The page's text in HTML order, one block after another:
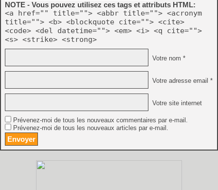
NOTE - Vous pouvez utilisez ces tags et attributs HTML:
<a href="" title=""> <abbr title=""> <acronym
title=""> <b> <blockquote cite=""> <cite>
<code> <del datetime=""> <em> <i> <q cite="">
<s> <strike> <strong>
Votre nom *
Votre adresse email *
Votre site internet
Prévenez-moi de tous les nouveaux commentaires par e-mail.
Prévenez-moi de tous les nouveaux articles par e-mail.